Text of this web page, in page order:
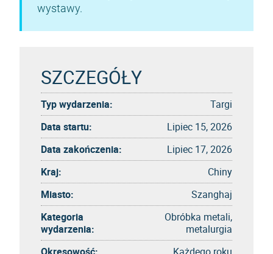
wystawy.
SZCZEGÓŁY
Typ wydarzenia:
Targi
Data startu:
Lipiec 15, 2026
Data zakończenia:
Lipiec 17, 2026
Kraj:
Chiny
Miasto:
Szanghaj
Kategoria
wydarzenia:
Obróbka metali,
metalurgia
Okresowość:
Każdego roku